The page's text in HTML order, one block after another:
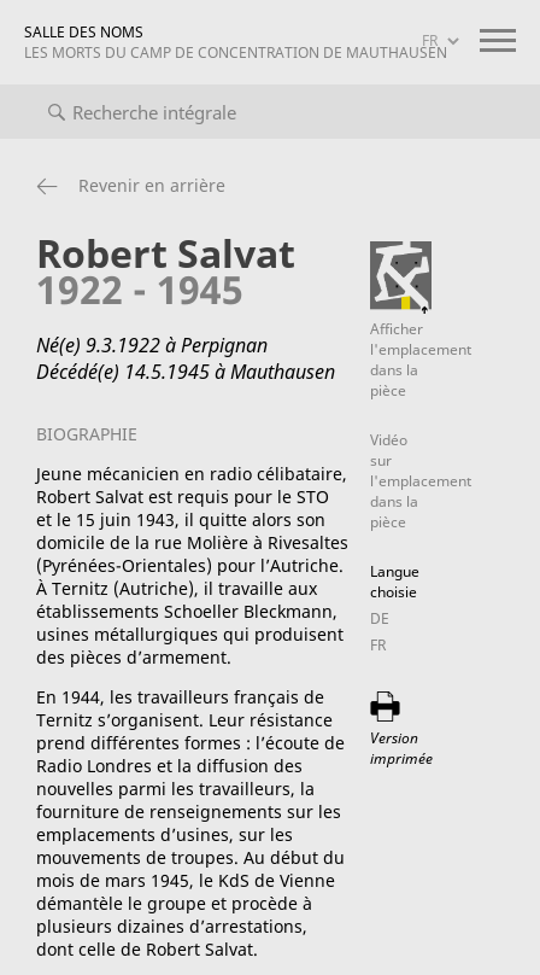
SALLE DES NOMS
LES MORTS DU CAMP DE CONCENTRATION DE MAUTHAUSEN
Biographies Informations sur le projet
Revenir en arrière
Robert Salvat
1922 - 1945
Né(e) 9.3.1922 à Perpignan
Décédé(e) 14.5.1945 à Mauthausen
BIOGRAPHIE
Jeune mécanicien en radio célibataire,
Robert Salvat est requis pour le STO
et le 15 juin 1943, il quitte alors son
domicile de la rue Molière à Rivesaltes
(Pyrénées-Orientales) pour l’Autriche.
À Ternitz (Autriche), il travaille aux
établissements Schoeller Bleckmann,
usines métallurgiques qui produisent
des pièces d’armement.
En 1944, les travailleurs français de
Ternitz s’organisent. Leur résistance
prend différentes formes : l’écoute de
Radio Londres et la diffusion des
nouvelles parmi les travailleurs, la
fourniture de renseignements sur les
emplacements d’usines, sur les
mouvements de troupes. Au début du
mois de mars 1945, le KdS de Vienne
démantèle le groupe et procède à
plusieurs dizaines d’arrestations,
dont celle de Robert Salvat.
Afficher
l'emplacement
dans la
pièce
Vidéo
sur
l'emplacement
dans la
pièce
Langue
choisie
DE
FR
Version
imprimée